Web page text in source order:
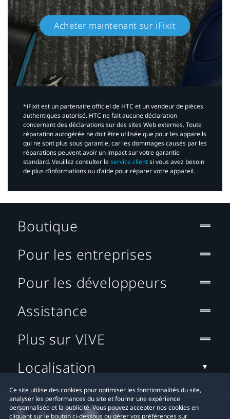
Acheter maintenant sur iFixit​
*iFixit est un partenaire officiel de HTC et un vendeur de pièces
authentiques autorisé. HTC ne fait aucune déclaration
concernant des déclarations sur des sites Web externes. Toute
réparation autogérée ne doit être utilisée que pour les appareils
qui ne sont plus sous garantie, car les dommages causés par les
réparations peuvent avoir un impact sur votre garantie
standard. Veuillez consulter leservice clientsi vous avez besoin
de plus d’informations ou d’aide pour réparer votre appareil.​
Ce site utilise des cookies pour optimiser les fonctionnalités du site,
analyser les performances du site et fournir une expérience
personnalisée et la publicité. Vous pouvez accepter nos cookies en
cliquant sur le bouton ci-dessous ou gérer vos préférences sur
Boutique
Pour les entreprises
Pour les développeurs
Assistance
Plus sur VIVE
Localisation